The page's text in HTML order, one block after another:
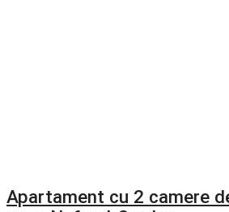
Apartament cu 2 camere